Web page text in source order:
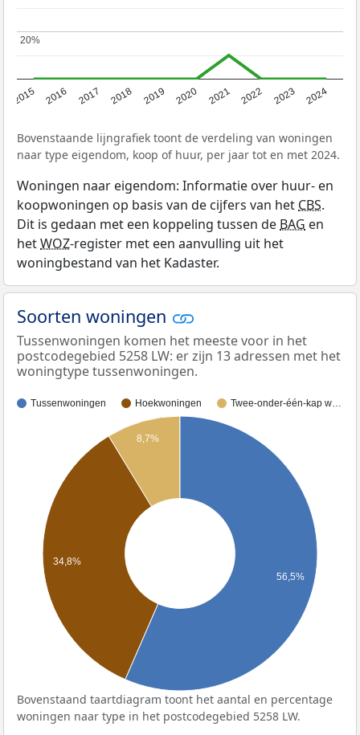
2015 2016 2017 2018 2019 2020 2021 2022 2023 2024
20%
20%
Bovenstaande lijngrafiek toont de verdeling van woningen
naar type eigendom, koop of huur, per jaar tot en met 2024.
Woningen naar eigendom: Informatie over huur- en
koopwoningen op basis van de cijfers van het CBS.
Dit is gedaan met een koppeling tussen de BAG en
hetWOZ-register met een aanvulling uit het
woningbestand van het Kadaster.
Soorten woningen
Tussenwoningen komen het meeste voor in het
postcodegebied 5258 LW: er zijn 13 adressen met het
woningtype tussenwoningen.
Tussenwoningen Hoekwoningen Twee-onder-één-kap w…
8,7%
34,8%
56,5%
Bovenstaand taartdiagram toont het aantal en percentage
woningen naar type in het postcodegebied 5258 LW.